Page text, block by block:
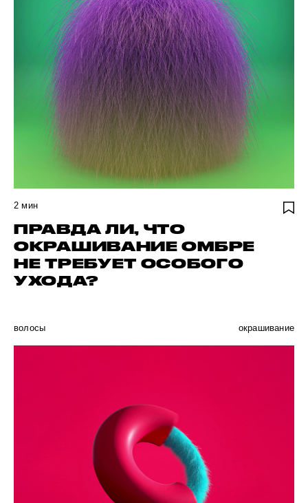
2 мин
ПРАВДА ЛИ, ЧТО
ОКРАШИВАНИЕ ОМБРЕ
НЕ ТРЕБУЕТ ОСОБОГО
УХОДА?
волосы окрашивание